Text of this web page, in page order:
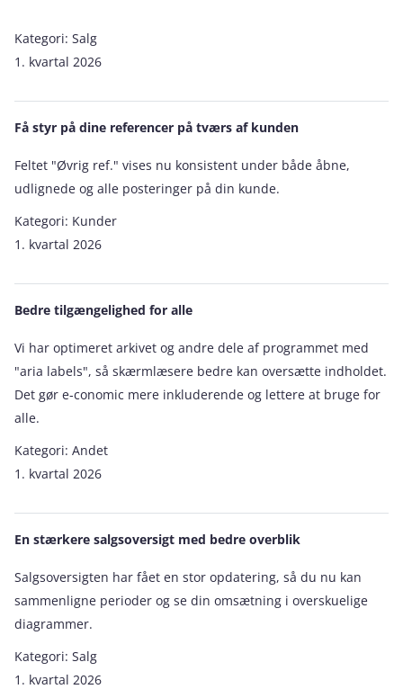
Kategori: Salg
1. kvartal 2026
Få styr på dine referencer på tværs af kunden
Feltet "Øvrig ref." vises nu konsistent under både åbne,
udlignede og alle posteringer på din kunde.
Kategori: Kunder
1. kvartal 2026
Bedre tilgængelighed for alle
Vi har optimeret arkivet og andre dele af programmet med
"aria labels", så skærmlæsere bedre kan oversætte indholdet.
Det gør e‑conomic mere inkluderende og lettere at bruge for
alle.
Kategori: Andet
1. kvartal 2026
En stærkere salgsoversigt med bedre overblik
Salgsoversigten har fået en stor opdatering, så du nu kan
sammenligne perioder og se din omsætning i overskuelige
diagrammer.
Kategori: Salg
1. kvartal 2026